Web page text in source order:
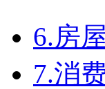
6.房
7.消